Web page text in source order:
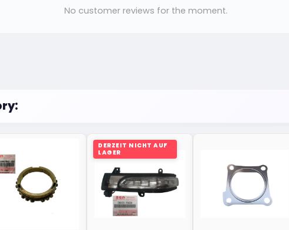
No customer reviews for the moment.
DERZEIT NICHT AUF
LAGER